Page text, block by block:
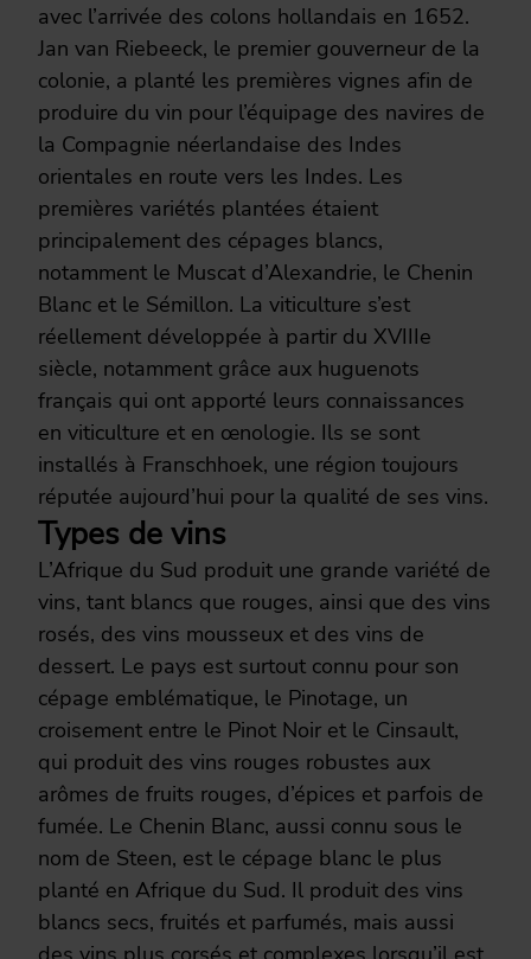
avec l’arrivée des colons hollandais en 1652.
Jan van Riebeeck, le premier gouverneur de la
colonie, a planté les premières vignes afin de
produire du vin pour l’équipage des navires de
la Compagnie néerlandaise des Indes
orientales en route vers les Indes. Les
premières variétés plantées étaient
principalement des cépages blancs,
notamment le Muscat d’Alexandrie, le Chenin
Blanc et le Sémillon. La viticulture s’est
réellement développée à partir du XVIIIe
siècle, notamment grâce aux huguenots
français qui ont apporté leurs connaissances
en viticulture et en œnologie. Ils se sont
installés à Franschhoek, une région toujours
réputée aujourd’hui pour la qualité de ses vins.
Types de vins
L’Afrique du Sud produit une grande variété de
vins, tant blancs que rouges, ainsi que des vins
rosés, des vins mousseux et des vins de
dessert. Le pays est surtout connu pour son
cépage emblématique, le Pinotage, un
croisement entre le Pinot Noir et le Cinsault,
qui produit des vins rouges robustes aux
arômes de fruits rouges, d’épices et parfois de
fumée. Le Chenin Blanc, aussi connu sous le
nom de Steen, est le cépage blanc le plus
planté en Afrique du Sud. Il produit des vins
blancs secs, fruités et parfumés, mais aussi